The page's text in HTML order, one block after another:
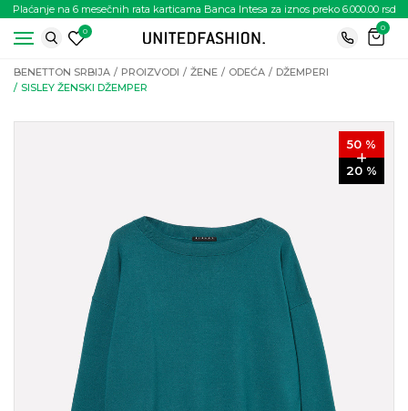
Plaćanje na 6 mesečnih rata karticama Banca Intesa za iznos preko 6.000.00 rsd
0
0
BENETTON SRBIJA PROIZVODI ŽENE ODEĆA
DŽEMPERI
SISLEY ŽENSKI DŽEMPER
50 %
20 %